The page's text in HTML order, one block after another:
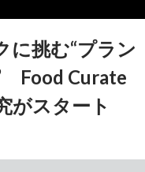
に挑む“プラン
Food Curate
がスタート